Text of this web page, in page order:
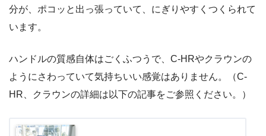
分が、ポコッと出っ張っていて、にぎりやすくつくられて
います。
ハンドルの質感自体はごくふつうで、C-HRやクラウンの
ようにさわっていて気持ちいい感覚はありません。（C-
HR、クラウンの詳細は以下の記事をご参照ください。）